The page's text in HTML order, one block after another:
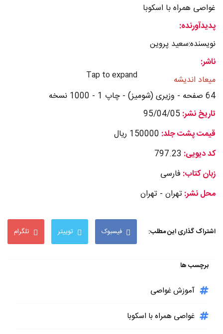
Tap to expand
غواصی همراه با اسکوبا
پدیدآورنده:
نویسنده:سعید پروین
ناشر:
میعاد اندیشه
64 صفحه - وزیری (شومیز) - چاپ 1 - 1000 نسخه
تاریخ نشر:95/04/05
قیمت پشت جلد: 150000 ریال
کد دیویی: 797.23
زبان کتاب: فارسی
محل نشر:تهران - تهران
اشتراک گذاری این مطلب: فیسبوک توییتر تلگرام
برچسب ها
آموزش غواصی
غواصی همراه با اسکوبا